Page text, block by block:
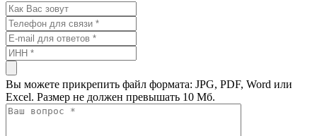
Вы можете прикрепить файл формата: JPG, PDF, Word или
Excel. Размер не должен превышать 10 Мб.